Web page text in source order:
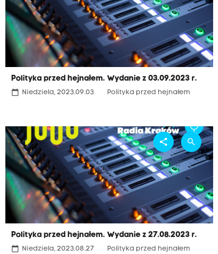
Polityka przed hejnałem. Wydanie z 03.09.2023 r.
calendar_today Niedziela, 2023.09.03 Polityka przed hejnałem
Polityka przed hejnałem. Wydanie z 27.08.2023 r.
calendar_today Niedziela, 2023.08.27 Polityka przed hejnałem
share search